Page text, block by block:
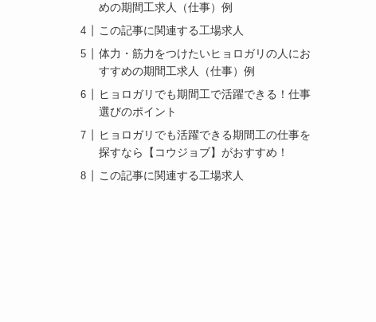
めの期間工求人（仕事）例
この記事に関連する工場求人
体力・筋力をつけたいヒョロガリの人にお
すすめの期間工求人（仕事）例
ヒョロガリでも期間工で活躍できる！仕事
選びのポイント
ヒョロガリでも活躍できる期間工の仕事を
探すなら【コウジョブ】がおすすめ！
この記事に関連する工場求人